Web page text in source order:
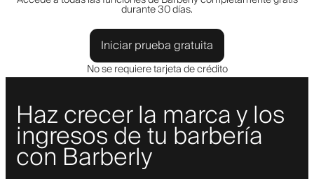
durante 30 días.
Iniciar prueba gratuita
No se requiere tarjeta de crédito
Haz crecer la marca y los
ingresos de tu barbería
con Barberly